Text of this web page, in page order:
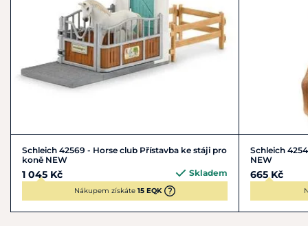
Schleich 42569 - Horse club Přístavba ke stáji pro
koně NEW
1 045 Kč Skladem
Nákupem získáte 15 EQK
Schleich
NEW
665 Kč